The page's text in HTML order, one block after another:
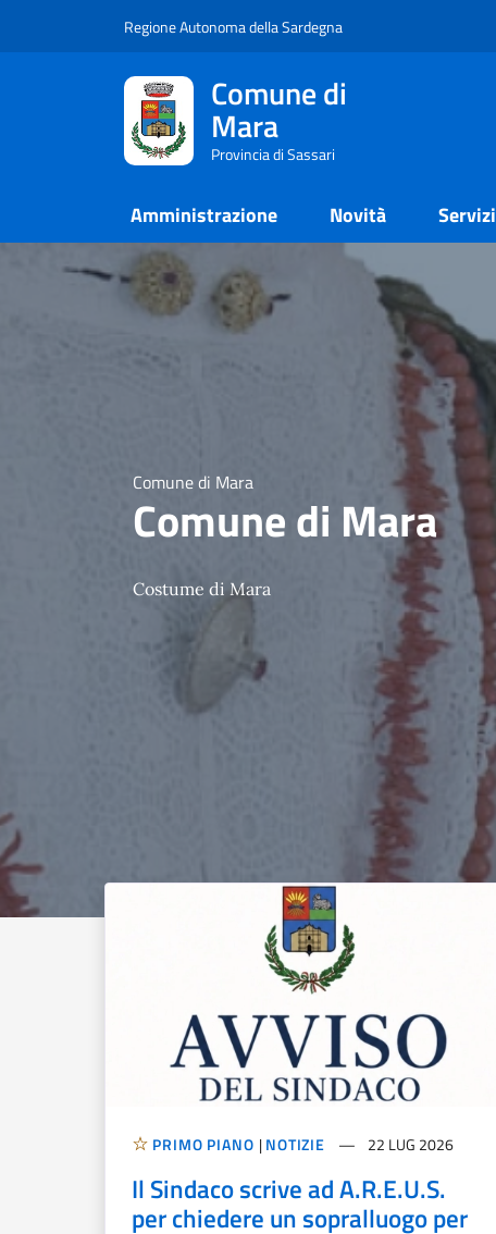
Regione Autonoma della Sardegna
Comune di
Mara
Provincia di Sassari
Amministrazione Novità Servizi
Comune di Mara
Comune di Mara
Costume di Mara
PRIMO PIANO |NOTIZIE 22 LUG 2026
Il Sindaco scrive ad A.R.E.U.S.
per chiedere un sopralluogo per